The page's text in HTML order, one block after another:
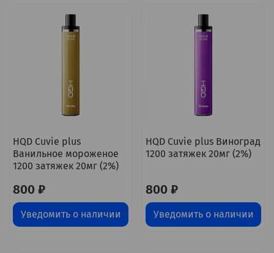
HQD Cuvie plus
Ванильное мороженое
1200 затяжек 20мг (2%)
800 ₽
Уведомить о наличии
HQD Cuvie plus Виноград
1200 затяжек 20мг (2%)
800 ₽
Уведомить о наличии